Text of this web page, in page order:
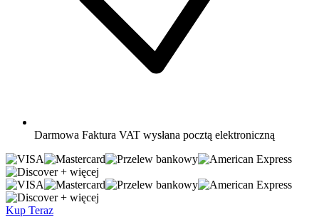
Darmowa Faktura VAT wysłana pocztą elektroniczną
+ więcej
+ więcej
Kup Teraz